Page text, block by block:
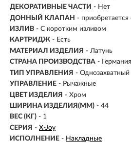
ДЕКОРАТИВНЫЕ ЧАСТИ - Нет
ДОННЫЙ КЛАПАН - приобретается
ИЗЛИВ - С коротким изливом
КАРТРИДЖ - Есть
МАТЕРИАЛ ИЗДЕЛИЯ - Латунь
СТРАНА ПРОИЗВОДСТВА - Германия
ТИП УПРАВЛЕНИЯ - Однозахватный
УПРАВЛЕНИЕ - Рычажные
ЦВЕТ ИЗДЕЛИЯ - Хром
ШИРИНА ИЗДЕЛИЯ(ММ) - 44
ВЕС (КГ) - 1
СЕРИЯ - X-Joy
ИСПОЛНЕНИЕ - Накладные